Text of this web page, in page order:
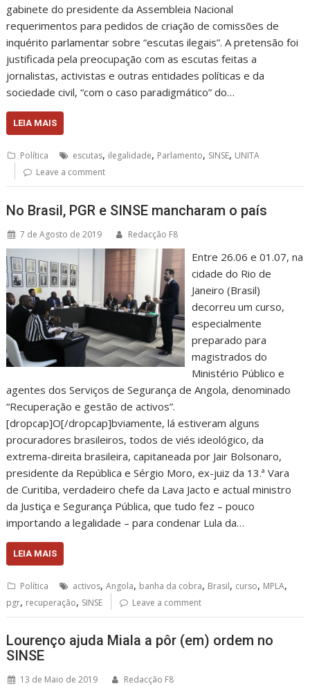
gabinete do presidente da Assembleia Nacional
requerimentos para pedidos de criação de comissões de
inquérito parlamentar sobre “escutas ilegais”. A pretensão foi
justificada pela preocupação com as escutas feitas a
jornalistas, activistas e outras entidades políticas e da
sociedade civil, “com o caso paradigmático” do…
LEIA MAIS
Política escutas, ilegalidade, Parlamento, SINSE, UNITA
Leave a comment
No Brasil, PGR e SINSE mancharam o país
7 de Agosto de 2019 Redacção F8
Entre 26.06 e 01.07, na
cidade do Rio de
Janeiro (Brasil)
decorreu um curso,
especialmente
preparado para
magistrados do
Ministério Público e
agentes dos Serviços de Segurança de Angola, denominado
“Recuperação e gestão de activos”.
[dropcap]O[/dropcap]bviamente, lá estiveram alguns
procuradores brasileiros, todos de viés ideológico, da
extrema-direita brasileira, capitaneada por Jair Bolsonaro,
presidente da República e Sérgio Moro, ex-juiz da 13.ª Vara
de Curitiba, verdadeiro chefe da Lava Jacto e actual ministro
da Justiça e Segurança Pública, que tudo fez – pouco
importando a legalidade – para condenar Lula da…
LEIA MAIS
Política activos,Angola, banha da cobra, Brasil, curso, MPLA,
pgr, recuperação, SINSE Leave a comment
Lourenço ajuda Miala a pôr (em) ordem no
SINSE
13 de Maio de 2019 Redacção F8